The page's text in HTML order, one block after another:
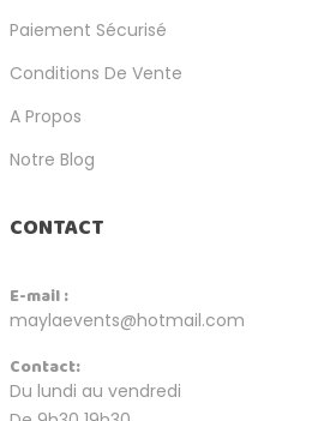
Paiement Sécurisé
Conditions De Vente
A Propos
Notre Blog
CONTACT
E-mail :
maylaevents@hotmail.com
Contact:
Du lundi au vendredi